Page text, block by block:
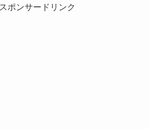
スポンサードリンク